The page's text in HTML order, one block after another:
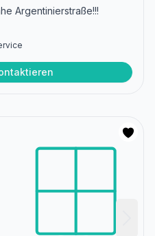
Argentinierstraße!!!